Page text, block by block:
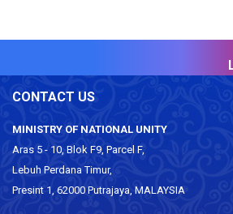
CONTACT US
MINISTRY OF NATIONAL UNITY
Aras 5 - 10, Blok F9, Parcel F,
Lebuh Perdana Timur,
Presint 1, 62000 Putrajaya, MALAYSIA